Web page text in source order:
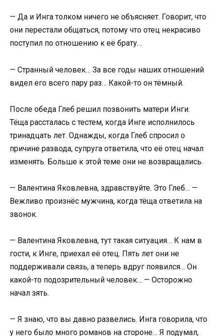
— Да и Инга толком ничего не объясняет. Говорит, что
они перестали общаться, потому что отец некрасиво
поступил по отношению к её брату…
— Странный человек… За все годы наших отношений
видел его всего пару раз… Какой-то он тёмный.
После обеда Глеб решил позвонить матери Инги.
Тёща рассталась с тестем, когда Инге исполнилось
тринадцать лет. Однажды, когда Глеб спросил о
причине развода, супруга ответила, что её отец начал
изменять. Больше к этой теме они не возвращались.
— Валентина Яковлевна, здравствуйте. Это Глеб… —
Вежливо произнёс мужчина, когда тёща ответила на
звонок.
— Валентина Яковлевна, тут такая ситуация… К нам в
гости, к Инге, приехал её отец. Пять лет они не
поддерживали связь, а теперь вдруг появился… Он
какой-то подозрительный человек… — Осторожно
начал зять.
— Я знаю, что вы давно развелись. Инга говорила, что
у него было много романов на стороне… Я подумал,